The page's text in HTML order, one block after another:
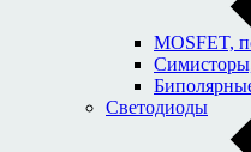
MOSFET,
Светодиоды